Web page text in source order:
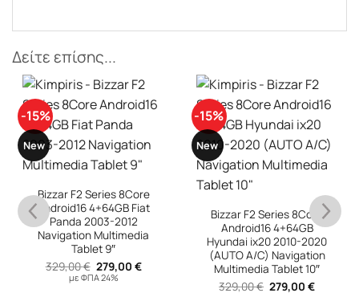
Δείτε επίσης...
-15%
New
Bizzar F2 Series 8Core
Android16 4+64GB Fiat
Panda 2003-2012
Navigation Multimedia
Tablet 9″
329,00€ Original
price
279,00 €Η
με ΦΠΑ 24%
-15%
New
Bizzar F2 Series 8Core
Android16 4+64GB
Hyundai ix20 2010-2020
(AUTO A/C) Navigation
Multimedia Tablet 10″
329,00€ Original
279,00€Η